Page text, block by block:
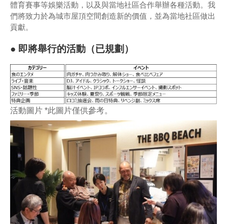
體育賽事等娛樂活動，以及與當地社區合作舉辦各種活動。我
們將致力於為城市屋頂空間創造新的價值，並為當地社區做出
貢獻。
● 即將舉行的活動（已規劃）
活動圖片 *此圖片僅供參考。